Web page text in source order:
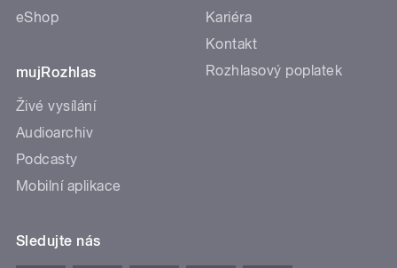
eShop
mujRozhlas
Živé vysílání
Audioarchiv
Podcasty
Mobilní aplikace
Kariéra
Kontakt
Rozhlasový poplatek
Sledujte nás